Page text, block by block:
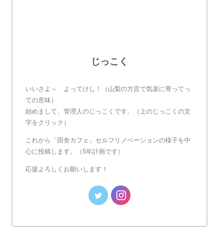
じっこく
いいさよ～ よってけし！（山梨の方言で気楽に寄ってっ
ての意味）
始めまして、管理人のじっこくです。（上のじっこくの文
字をクリック）
これから「田舎カフェ」セルフリノベーションの様子を中
心に投稿します。（5年計画です）
応援よろしくお願いします！